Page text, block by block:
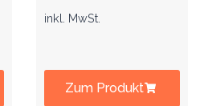
inkl. MwSt.
Zum Produkt